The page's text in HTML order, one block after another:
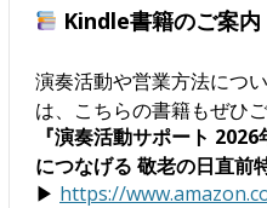
Kindle書籍のご案内
演奏活動や営業方法につ
は、こちらの書籍もぜひご
『演奏活動サポート
につなげる 敬老の日直前
▶ https://